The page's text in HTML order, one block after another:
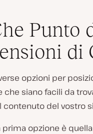
Punto
di
opzioni per
che siano facili da
contenuto del vostro
prima opzione è